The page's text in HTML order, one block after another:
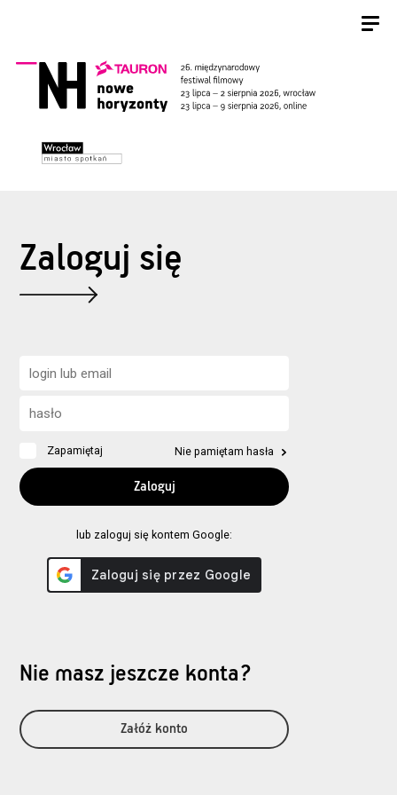
Zaloguj się
Zapamiętaj Nie pamiętam hasła
lub zaloguj się kontem Google:
Nie masz jeszcze konta?
Załóż konto